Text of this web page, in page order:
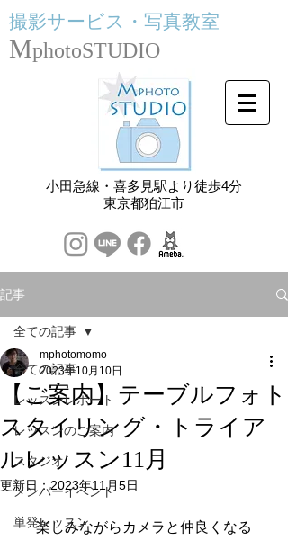
撮影サービス・ 写真教室
MphotoSTUDIO
小田急線・喜多見駅より徒歩4分
​東京都狛江市
記事
全ての記事
レッスンレポート
レッスンのご案内
スタジオ
メンバーイベント
単発レッスン
全ての記事
【ご案内】テーブルフォト
スタイリング・トライア
ルレッスン11月
mphotomomo
2023年10月10日
更新日：2023年11月5日
楽しみながらカメラと仲良くなる